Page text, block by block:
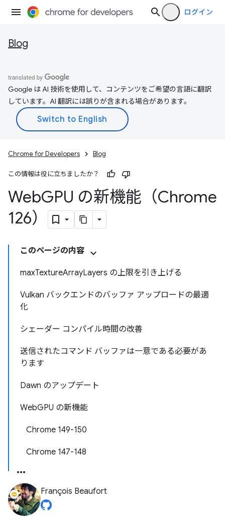
ログイン
Blog
Google は AI 技術を使用して、コンテンツをご希望の言語に翻訳
しています。AI 翻訳には誤りが含まれる場合があります。
Chrome for Developers Blog
この情報は役に立ちましたか？
WebGPU の新機能（Chrome
126）
このページの内容
maxTextureArrayLayers の上限を引き上げる
Vulkan バックエンドのバッファ アップロードの最適
化
シェーダー コンパイル時間の改善
送信されたコマンド バッファは一意である必要があ
ります
Dawn のアップデート
WebGPU の新機能
Chrome 149-150
Chrome 147-148
François Beaufort